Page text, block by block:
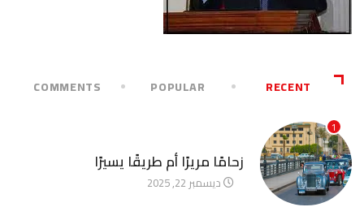
RECENT
POPULAR
COMMENTS
1
زحامًا مريرًا أم طريقًا يسيرًا
ديسمبر 22, 2025